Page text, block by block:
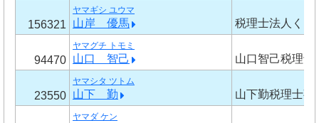
156321
ヤマギシ ユウマ
山岸 優馬 税理士法人くら
94470
ヤマグチ トモミ
山口 智己 山口智己税理士
23550
ヤマシタ ツトム
山下 勤 山下勤税理士事
ヤマダ ケン